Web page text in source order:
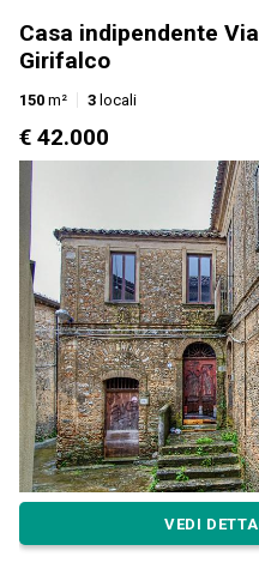
Casa indipendente
Girifalco
150 m² 3 locali
€ 42.000
VEDI